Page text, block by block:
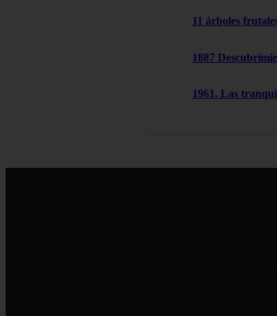
11 árboles
1887
1961. Las